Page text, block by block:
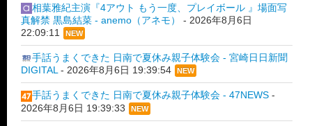
相葉雅紀主演『4アウト もう一度、プレイボール 』場面写
真解禁 黒島結菜 - anemo（アネモ）
- 2026年8月6日
22:09:11
NEW
手話うまくできた 日南で夏休み親子体験会 - 宮崎日日新聞
DIGITAL- 2026年8月6日 19:39:54 NEW
手話うまくできた 日南で夏休み親子体験会 - 47NEWS -
2026年8月6日 19:39:33
NEW